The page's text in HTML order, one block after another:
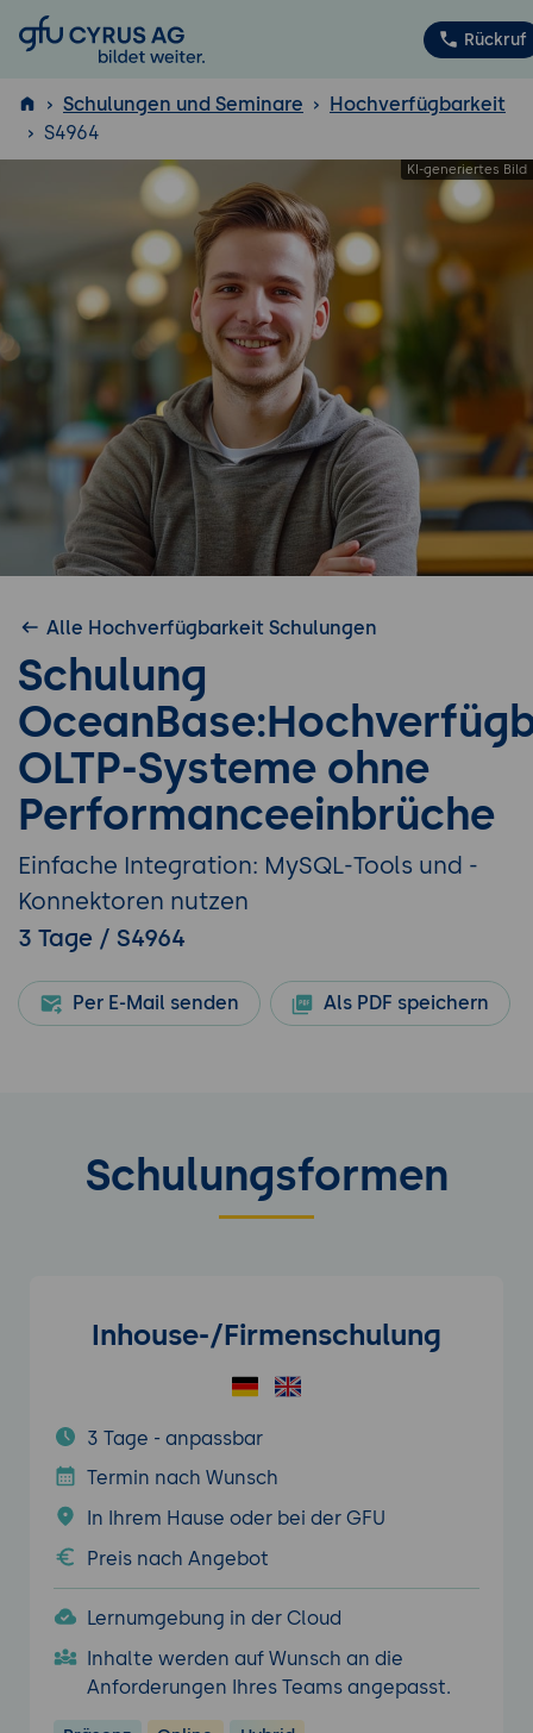
GFU Cyrus AG Rückruf
ISTQB
Schulungen und Seminare
Hochverfügbarkeit
S4964
Alle Hochverfügbarkeit Schulungen
Schulung
OLTP-Systeme ohne
Performanceeinbrüche
Einfache Integration: MySQL-Tools und -
Konnektoren nutzen
3 Tage / S4964
Per E-Mail senden Als PDF speichern
Schulungsformen
Inhouse-/Firmenschulung
3 Tage - anpassbar
Termin nach Wunsch
In Ihrem Hause oder bei der GFU
Preis nach Angebot
Lernumgebung in der Cloud
Inhalte werden auf Wunsch an die
Anforderungen Ihres Teams angepasst.